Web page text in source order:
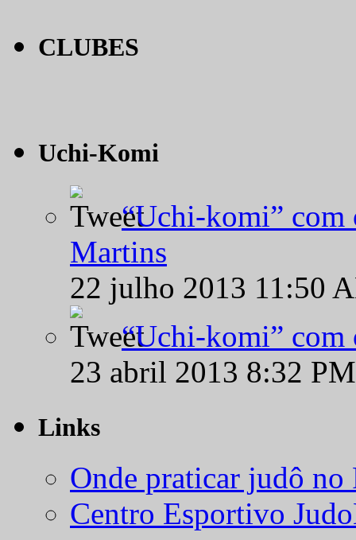
CLUBES
Uchi-Komi
“Uchi-komi” com
Martins
22 julho 2013 11:50
“Uchi-komi” com
23 abril 2013 8:32
Links
Onde praticar judô
Centro Esportivo